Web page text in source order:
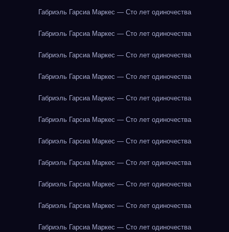
Габриэль Гарсиа Маркес — Сто лет одиночества
Габриэль Гарсиа Маркес — Сто лет одиночества
Габриэль Гарсиа Маркес — Сто лет одиночества
Габриэль Гарсиа Маркес — Сто лет одиночества
Габриэль Гарсиа Маркес — Сто лет одиночества
Габриэль Гарсиа Маркес — Сто лет одиночества
Габриэль Гарсиа Маркес — Сто лет одиночества
Габриэль Гарсиа Маркес — Сто лет одиночества
Габриэль Гарсиа Маркес — Сто лет одиночества
Габриэль Гарсиа Маркес — Сто лет одиночества
Габриэль Гарсиа Маркес — Сто лет одиночества